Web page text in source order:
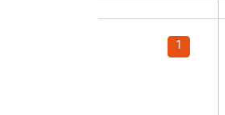
1